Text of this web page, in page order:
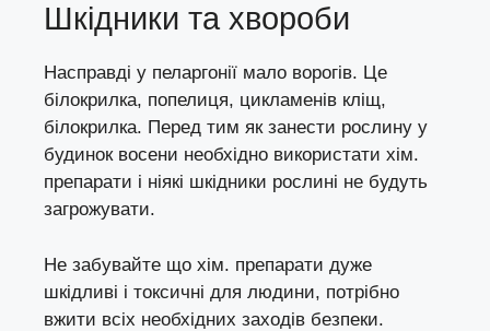
Шкідники та хвороби
Насправді у пеларгонії мало ворогів. Це
білокрилка, попелиця, цикламенів кліщ,
білокрилка. Перед тим як занести рослину у
будинок восени необхідно використати хім.
препарати і ніякі шкідники рослині не будуть
загрожувати.
Не забувайте що хім. препарати дуже
шкідливі і токсичні для людини, потрібно
вжити всіх необхідних заходів безпеки.